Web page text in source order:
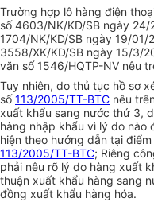
Trường hợp lô hàng điện
số 4603/NK/KD/SB ngày 24/
1704/NK/KD/SB ngày 19/
3558/XK/KD/SB ngày 15/3/
văn số 1546/HQTP-NV nêu
Tuy nhiên, do thủ tục hồ sơ
số113/2005/TT-BTC nêu
xuất khẩu sang nước thứ 3,
hàng nhập khẩu vì lý do
hiện theo hướng dẫn tại
113/2005/TT-BTC; Riêng
phải nêu rõ lý do hàng xuất
thuận xuất khẩu hàng sang
đồng xuất khẩu hàng hóa.